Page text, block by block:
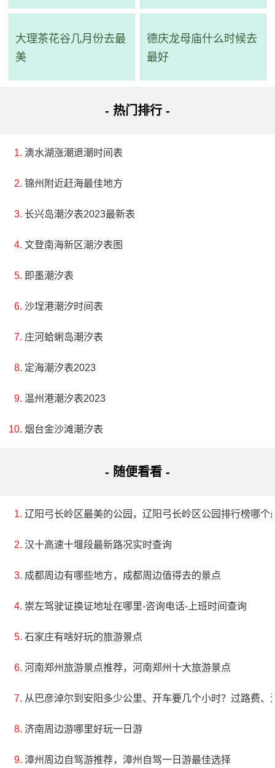
大理茶花谷几月份去最
美
德庆龙母庙什么时候去
最好
- 热门排行 -
滴水湖涨潮退潮时间表
锦州附近赶海最佳地方
长兴岛潮汐表2023最新表
文登南海新区潮汐表图
即墨潮汐表
沙埕港潮汐时间表
庄河蛤蜊岛潮汐表
定海潮汐表2023
温州港潮汐表2023
烟台金沙滩潮汐表
- 随便看看 -
辽阳弓长岭区最美的公园，辽阳弓长岭区公园排行榜哪个
汉十高速十堰段最新路况实时查询
成都周边有哪些地方，成都周边值得去的景点
崇左驾驶证换证地址在哪里-咨询电话-上班时间查询
石家庄有啥好玩的旅游景点
河南郑州旅游景点推荐，河南郑州十大旅游景点
从巴彦淖尔到安阳多少公里、开车要几个小时？过路费、
济南周边游哪里好玩一日游
漳州周边自驾游推荐，漳州自驾一日游最佳选择